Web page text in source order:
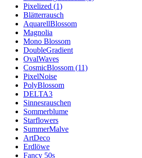
Pixelized (1)
Blätterrausch
AquarellBlossom
Magnolia
Mono Blossom
DoubleGradient
OvalWaves
CosmicBlossom (11)
PixelNoise
PolyBlossom
DELTA3
Sinnesrauschen
Sommerblume
Starflowers
SummerMalve
ArtDeco
Erdlöwe
Fancy 50s